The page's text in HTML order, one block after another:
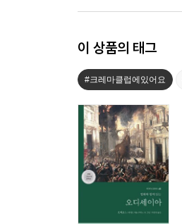
이 상품의 태그
#크레마클럽에있어요